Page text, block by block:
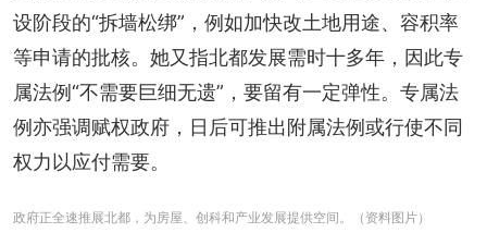
设阶段的“拆墙松绑”，例如加快改土地用途、容积率
等申请的批核。她又指北都发展需时十多年，因此专
属法例“不需要巨细无遗”，要留有一定弹性。专属法
例亦强调赋权政府，日后可推出附属法例或行使不同
权力以应付需要。
政府正全速推展北都，为房屋、创科和产业发展提供空间。（资料图片）